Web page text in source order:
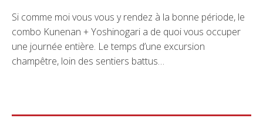
Si comme moi vous vous y rendez à la bonne période, le
combo Kunenan + Yoshinogari a de quoi vous occuper
une journée entière. Le temps d’une excursion
champêtre, loin des sentiers battus…